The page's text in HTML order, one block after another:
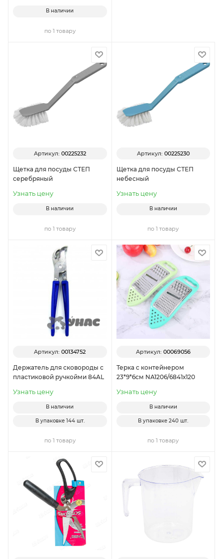
В наличии
по 1 товару
Артикул: 00225232
Щетка для посуды СТЕП
серебряный
Узнать цену
В наличии
по 1 товару
Артикул: 00225230
Щетка для посуды СТЕП
небесный
Узнать цену
В наличии
по 1 товару
Артикул:00134752
Держатель для сковороды с
пластиковой ручкойми 84AL
Узнать цену
В наличии
В упаковке 144 шт.
по 1 товару
Артикул: 00069056
Терка с контейнером
23*9*6см NA1206/6841х120
Узнать цену
В наличии
В упаковке240 шт.
по 1 товару